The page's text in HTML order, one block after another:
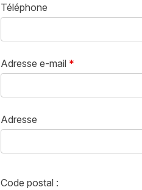
Téléphone
Adresse e-mail *
Adresse
Code postal :